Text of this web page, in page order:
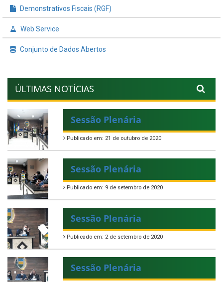
Demonstrativos Fiscais (RGF)
Web Service
Conjunto de Dados Abertos
ÚLTIMAS NOTÍCIAS
Sessão Plenária
Publicado em: 21 de outubro de 2020
Sessão Plenária
Publicado em: 9 de setembro de 2020
Sessão Plenária
Publicado em: 2 de setembro de 2020
Sessão Plenária